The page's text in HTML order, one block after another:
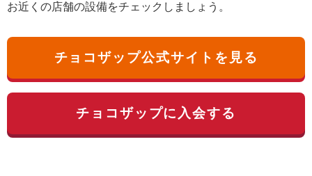
お近くの店舗の設備をチェックしましょう。
チョコザップ公式サイトを見る
チョコザップに入会する